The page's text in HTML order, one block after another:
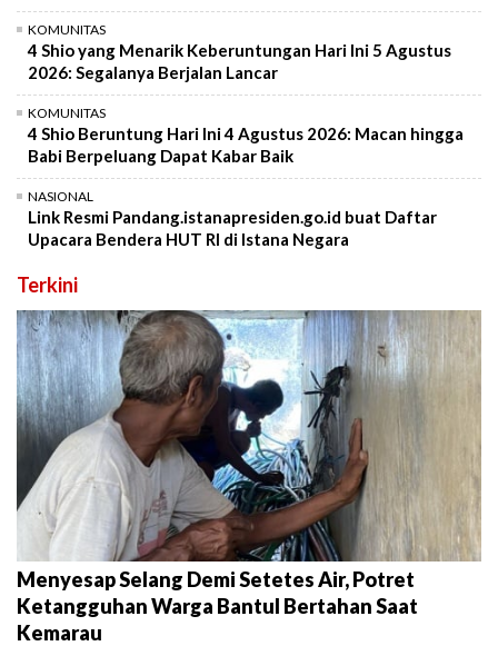
KOMUNITAS
4 Shio yang Menarik Keberuntungan Hari Ini 5 Agustus
2026: Segalanya Berjalan Lancar
KOMUNITAS
4 Shio Beruntung Hari Ini 4 Agustus 2026: Macan hingga
Babi Berpeluang Dapat Kabar Baik
NASIONAL
Link Resmi Pandang.istanapresiden.go.id buat Daftar
Upacara Bendera HUT RI di Istana Negara
Terkini
Menyesap Selang Demi Setetes Air, Potret
Ketangguhan Warga Bantul Bertahan Saat
Kemarau